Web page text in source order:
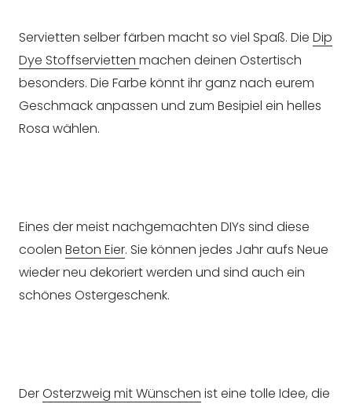
Servietten selber färben macht so viel Spaß. Die Dip
Dye Stoffservietten machen deinen Ostertisch
besonders. Die Farbe könnt ihr ganz nach eurem
Geschmack anpassen und zum Besipiel ein helles
Rosa wählen.
Eines der meist nachgemachten DIYs sind diese
coolen Beton Eier. Sie können jedes Jahr aufs Neue
wieder neu dekoriert werden und sind auch ein
schönes Ostergeschenk.
DerOsterzweig mit Wünschen ist eine tolle Idee, die